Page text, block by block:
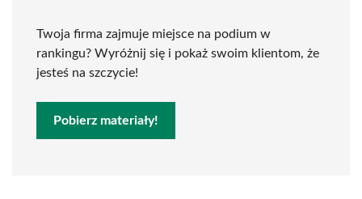
Twoja firma zajmuje miejsce na podium w
rankingu? Wyróżnij się i pokaż swoim klientom, że
jesteś na szczycie!
Pobierz materiały!